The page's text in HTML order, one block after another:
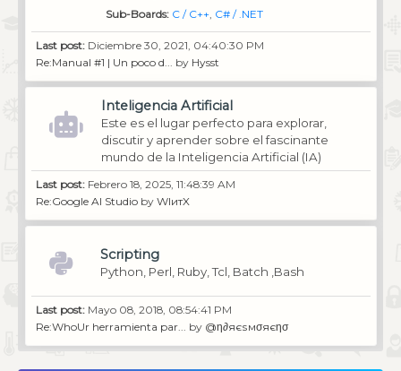
Sub-Boards C / C++ C# / .NET
Last post: Diciembre 30, 2021, 04:40:30 PM
Re:Manual #1 | Un poco d...
by Hysst
Inteligencia Artificial
Este es el lugar perfecto para explorar,
discutir y aprender sobre el fascinante
mundo de la Inteligencia Artificial (IA)
Last post: Febrero 18, 2025, 11:48:39 AM
Re:Google AI Studioby WIитX
Scripting
Python, Perl, Ruby, Tcl, Batch ,Bash
Last post: Mayo 08, 2018, 08:54:41 PM
Re:WhoUr herramienta par...
by @η∂яєѕмσяєησ